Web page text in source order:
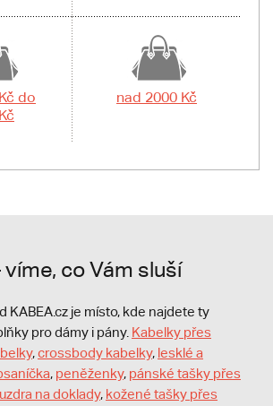
do
nad 2000 Kč
víme, co Vám sluší
je místo, kde najdete ty
pro dámy i pány. Kabelky přes
,crossbody kabelky, lesklé a
, peněženky, pánské tašky přes
na doklady, kožené tašky přes